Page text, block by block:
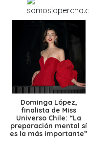
Dominga López,
finalista de Miss
Universo Chile: “La
preparación mental sí
es la más importante”